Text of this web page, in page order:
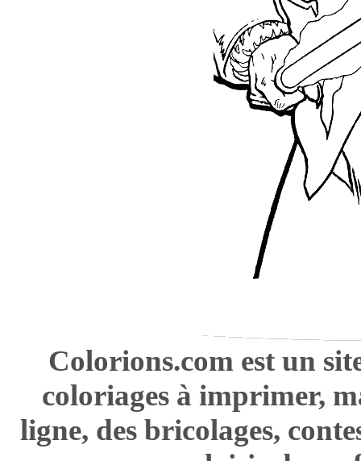
Colorions.com est un
coloriages à imprimer,
ligne, des bricolages,